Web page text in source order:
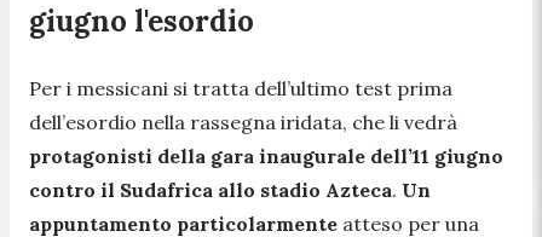
giugno l'esordio
Per i messicani si tratta dell’ultimo test prima
dell’esordio nella rassegna iridata, che li vedrà
protagonisti della gara inaugurale dell’11 giugno
contro il Sudafrica allo stadio Azteca. Un
appuntamento particolarmente atteso per una